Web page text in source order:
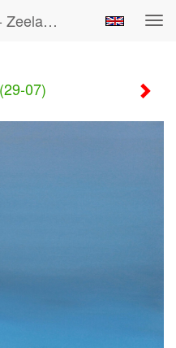
Nelly Van Nieuwenhuijzen - Zeeland (29-07)
07)